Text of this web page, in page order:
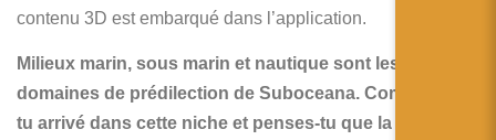
contenu 3D est embarqué dans l’application.
Milieux marin, sous marin et nautique sont les
domaines de prédilection de Suboceana. Comment es
tu arrivé dans cette niche et penses-tu que la réalité